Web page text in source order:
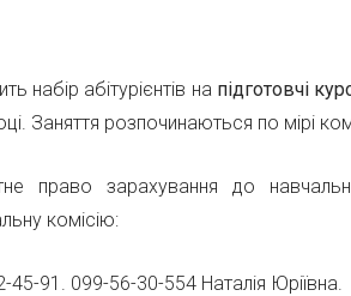
набір абітурієнтів на підготовчі
Заняття розпочинаються по мірі
право зарахування до
комісію:
91. 099-56-30-554 Наталія Юріївна.